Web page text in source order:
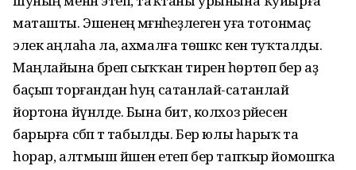
маташты. Эшенең мәғәнәһеҙлеген уға тотонмаҫ
элек аңлаһа ла, ахмалға төшкәс кенә туҡталды.
Маңлайына бәреп сыҡҡан тирен һөртөп бер аҙ
баҫып торғандан һуң сатанлай-сатанлай
йортона йүнәлде. Бына бит, колхоз рәйесенә
барырға сәбәп тә табылды. Бер юлы һарыҡ та
һорар, алтмыш йәшенә етеп бер тапҡыр йомошҡа